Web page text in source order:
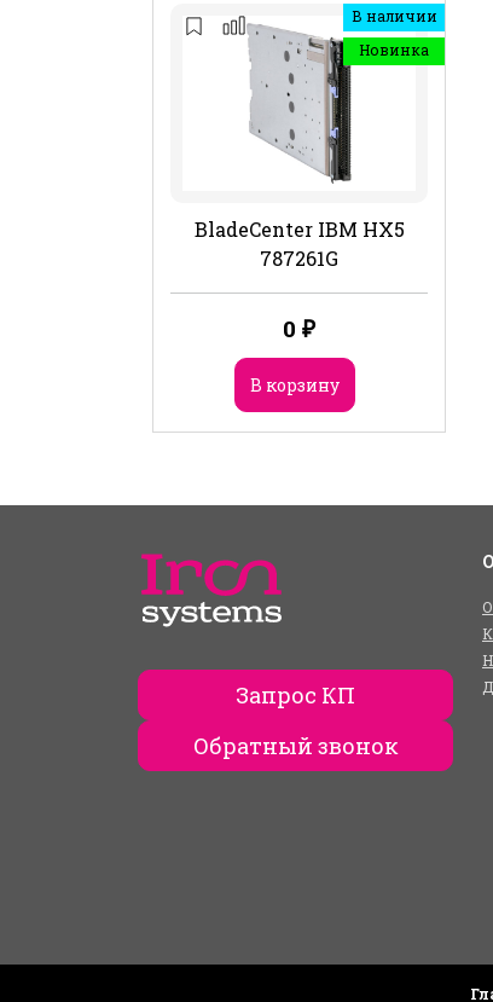
В наличии
Новинка
BladeCenter IBM HX5
787261G
0 ₽
В корзину
Запрос КП
Обратный звонок